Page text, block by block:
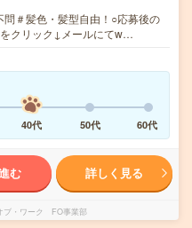
問＃髪色・髪型自由！○応募後の
クリック↓メールにてw…
40代 50代 60代
む 詳しく見る
ブ・ワーク FO事業部